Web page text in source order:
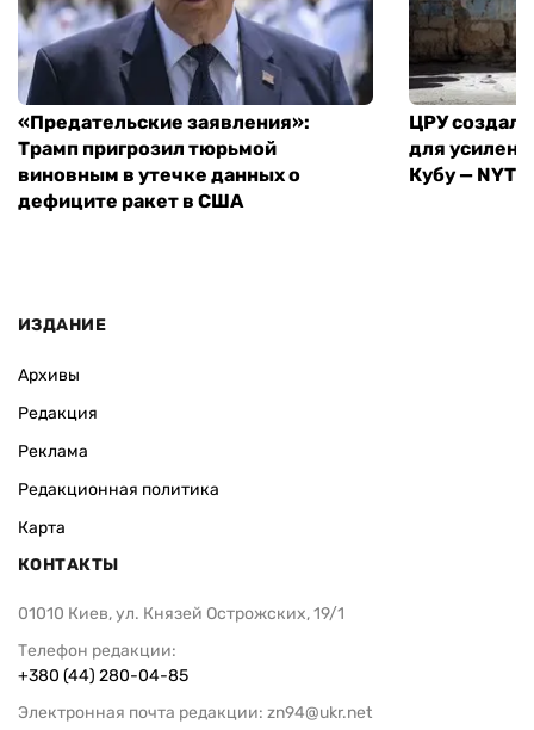
«Предательские заявления»:
Трамп пригрозил тюрьмой
виновным в утечке данных о
дефиците ракет в США
ЦРУ
для
Кубу — NYT
ИЗДАНИЕ
Архивы
Редакция
Реклама
Редакционная политика
Карта
КОНТАКТЫ
01010 Киев, ул. Князей Острожских, 19/1
Телефон редакции:
+380 (44) 280-04-85
Электронная почта редакции: zn94@ukr.net